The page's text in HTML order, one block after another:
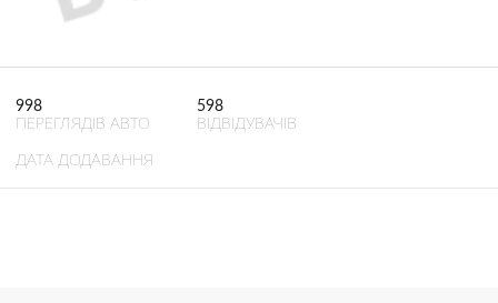
998
ПЕРЕГЛЯДІВ АВТО
598
ВІДВІДУВАЧІВ
ДАТА ДОДАВАННЯ